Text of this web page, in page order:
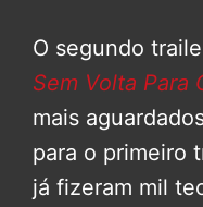
O segundo
Sem Volta Para
mais
para o primeiro
já fizeram mil